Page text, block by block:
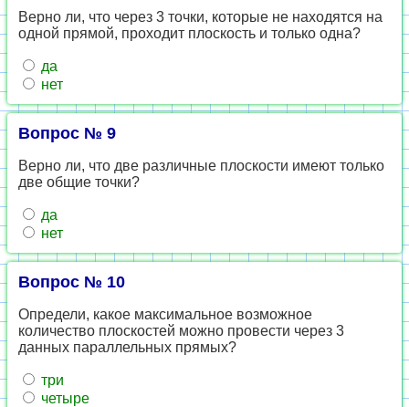
Верно ли, что через 3 точки, которые не находятся на
одной прямой, проходит плоскость и только одна?
да
нет
Вопрос № 9
Верно ли, что две различные плоскости имеют только
две общие точки?
да
нет
Вопрос № 10
Определи, какое максимальное возможное
количество плоскостей можно провести через 3
данных параллельных прямых?
три
четыре